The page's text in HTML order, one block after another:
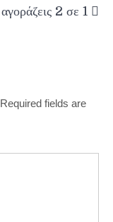
αγοράζεις 2 σε 1
Required fields are